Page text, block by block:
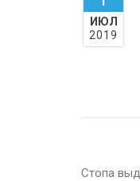
ИЮЛ
2019
Стопа